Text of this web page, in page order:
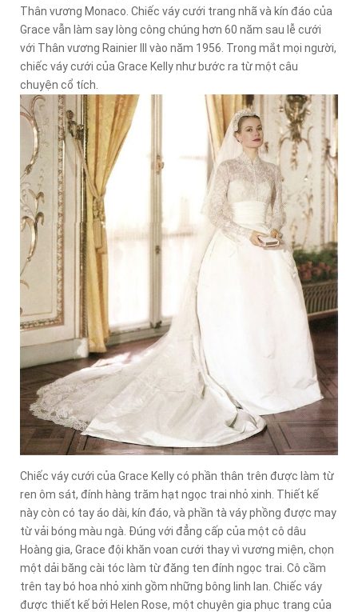
Thân vương Monaco. Chiếc váy cưới trang nhã và kín đáo của
Grace vẫn làm say lòng công chúng hơn 60 năm sau lễ cưới
với Thân vương Rainier III vào năm 1956. Trong mắt mọi người,
chiếc váy cưới của Grace Kelly như bước ra từ một câu
chuyện cổ tích.
Chiếc váy cưới của Grace Kelly có phần thân trên được làm từ
ren ôm sát, đính hàng trăm hạt ngọc trai nhỏ xinh. Thiết kế
này còn có tay áo dài, kín đáo, và phần tà váy phồng được may
từ vải bóng màu ngà. Đúng với đẳng cấp của một cô dâu
Hoàng gia, Grace đội khăn voan cưới thay vì vương miện, chọn
một dải băng cài tóc làm từ đăng ten đính ngọc trai. Cô cầm
trên tay bó hoa nhỏ xinh gồm những bông linh lan. Chiếc váy
được thiết kế bởi Helen Rose, một chuyên gia phục trang của